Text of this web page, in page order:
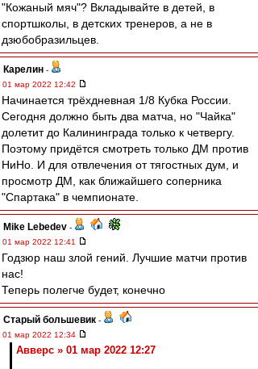
"Кожаный мяч"? Вкладывайте в детей, в
спортшколы, в детских тренеров, а не в
дзюбобразильцев.
Карелин -
01 мар 2022 12:42
Начинается трёхдневная 1/8 Кубка России.
Сегодня должно быть два матча, но "Чайка"
долетит до Калининграда только к четвергу.
Поэтому придётся смотреть только ДМ против
НиНо. И для отвлечения от тягостных дум, и
просмотр ДМ, как ближайшего соперника
"Спартака" в чемпионате.
Mike Lebedev -
01 мар 2022 12:41
Годзюр наш злой гений. Лучшие матчи против
нас!
Теперь полегче будет, конечно
Старый большевик -
01 мар 2022 12:34
Авверс » 01 мар 2022 12:27